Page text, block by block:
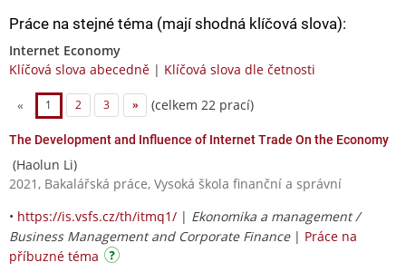
Práce na stejné téma (mají shodná klíčová slova):
Internet Economy
Klíčová slova abecedně | Klíčová slova dle četnosti
« 1 2 3 » (celkem 22 prací)
The Development and Influence of Internet Trade On the Economy
(Haolun Li)
2021, Bakalářská práce, Vysoká škola finanční a správní
• https://is.vsfs.cz/th/itmq1/ | Ekonomika a management /
Business Management and Corporate Finance| Práce na
příbuzné téma